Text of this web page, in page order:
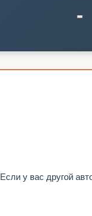
-
Если у вас другой